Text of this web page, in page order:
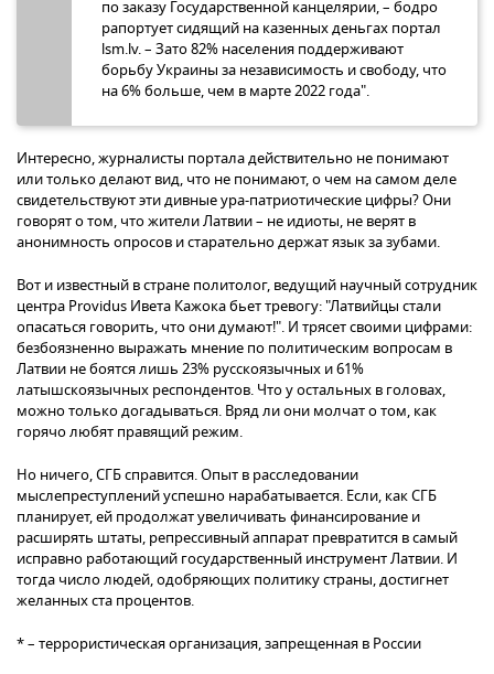
по заказу Государственной канцелярии, – бодро
рапортует сидящий на казенных деньгах портал
lsm.lv. – Зато 82% населения поддерживают
борьбу Украины за независимость и свободу, что
на 6% больше, чем в марте 2022 года".
Интересно, журналисты портала действительно не понимают
или только делают вид, что не понимают, о чем на самом деле
свидетельствуют эти дивные ура-патриотические цифры? Они
говорят о том, что жители Латвии – не идиоты, не верят в
анонимность опросов и старательно держат язык за зубами.
Вот и известный в стране политолог, ведущий научный сотрудник
центра Providus Ивета Кажока бьет тревогу: "Латвийцы стали
опасаться говорить, что они думают!". И трясет своими цифрами:
безбоязненно выражать мнение по политическим вопросам в
Латвии не боятся лишь 23% русскоязычных и 61%
латышскоязычных респондентов. Что у остальных в головах,
можно только догадываться. Вряд ли они молчат о том, как
горячо любят правящий режим.
Но ничего, СГБ справится. Опыт в расследовании
мыслепреступлений успешно нарабатывается. Если, как СГБ
планирует, ей продолжат увеличивать финансирование и
расширять штаты, репрессивный аппарат превратится в самый
исправно работающий государственный инструмент Латвии. И
тогда число людей, одобряющих политику страны, достигнет
желанных ста процентов.
* – террористическая организация, запрещенная в России